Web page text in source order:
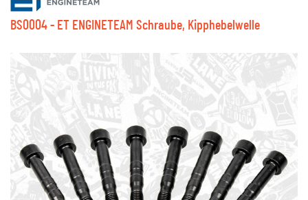
BS0004 - ET ENGINETEAM Schraube, Kipphebelwelle